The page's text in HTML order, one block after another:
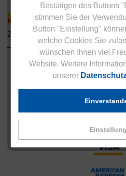
Bestätigen des Buttons
stimmen Sie der
Button "Einstellung"
welche Cookies Sie
wünschen Ihnen viel
Website. Weitere
unserer
Einstellung
Zahlungsarten